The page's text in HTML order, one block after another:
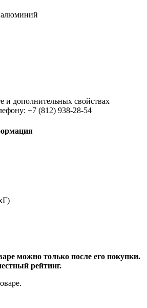
алюминий
и дополнительных свойствах
+7 (812) 938-28-54
можно только после его покупки.
рейтинг.